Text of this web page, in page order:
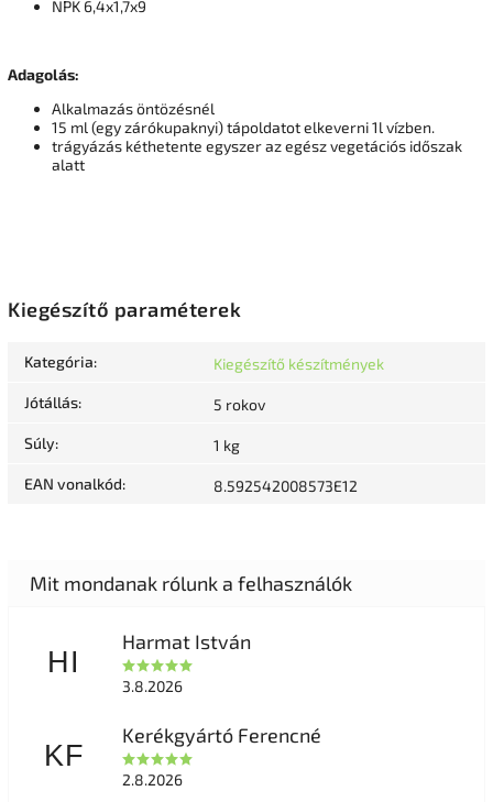
NPK 6,4x1,7x9
Adagolás:
Alkalmazás öntözésnél
15 ml (egy zárókupaknyi) tápoldatot elkeverni 1l vízben.
trágyázás kéthetente egyszer az egész vegetációs időszak
alatt
Kiegészítő paraméterek
Kategória: Kiegészítő készítmények
Jótállás: 5 rokov
Súly: 1 kg
EAN vonalkód: 8.592542008573E12
HI
Harmat István
3.8.2026
KF
Kerékgyártó Ferencné
2.8.2026